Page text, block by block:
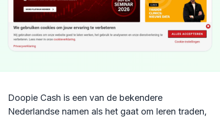
Doopie Cash is een van de bekendere
Nederlandse namen als het gaat om leren traden,